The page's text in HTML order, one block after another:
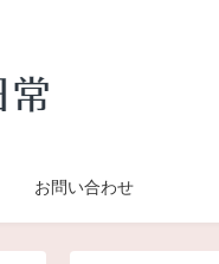
お問い合わせ